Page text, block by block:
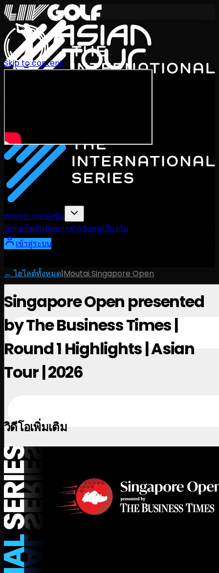
ตารางการแข่งขัน
นักกอล์ฟอันดับข่าวสารรับชมเกี่ยวกับ
เข้าสู่ระบบ
Skip to content
← ไฮไลต์ทั้งหมด|Moutai Singapore Open
Singapore Open presented
by The Business Times |
Round 1 Highlights | Asian
Tour | 2026
วิดีโอเพิ่มเติม